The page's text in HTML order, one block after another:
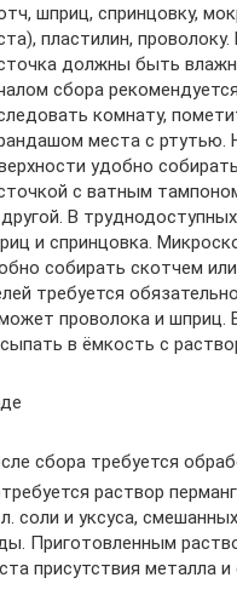
шприц, спринцовку,
пластилин,
должны быть
сбора
комнату,
места с ртутью.
удобно
с ватным
В
и спринцовка.
собирать скотчем
требуется
проволока и шприц.
в ёмкость с
сбора требуется
раствор
соли и уксуса,
Приготовленным
присутствия металла и